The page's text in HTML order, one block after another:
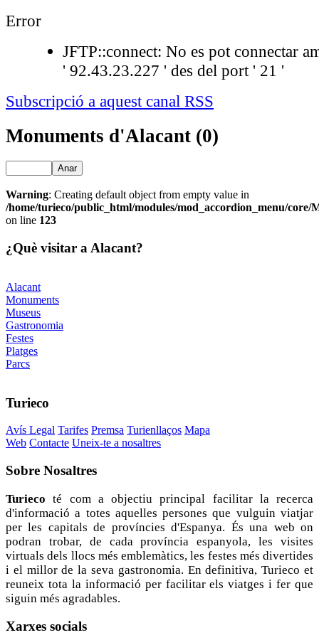
Error
JFTP::connect: No es pot connectar
' 92.43.23.227 ' des del port ' 21 '
Subscripció a aquest canal RSS
Monuments d'Alacant (0)
Anar
Warning: Creating default object from empty value in
/home/turieco/public_html/modules/mod_accordion_menu/core/
on line 123
¿Què visitar a Alacant?
Alacant
Monuments
Museus
Gastronomia
Festes
Platges
Parcs
Turieco
Avís Legal Tarifes Premsa Turienllaços Mapa
Web Contacte Uneix-te a nosaltres
Sobre Nosaltres
Turieco té com a objectiu principal facilitar la recerca
d'informació a totes aquelles persones que vulguin viatjar
per les capitals de províncies d'Espanya. És una web on
podran trobar, de cada província espanyola, les visites
virtuals dels llocs més emblemàtics, les festes més divertides
i el millor de la seva gastronomia. En definitiva, Turieco et
reuneix tota la informació per facilitar els viatges i fer que
siguin més agradables.
Xarxes socials